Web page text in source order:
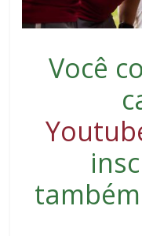
Você